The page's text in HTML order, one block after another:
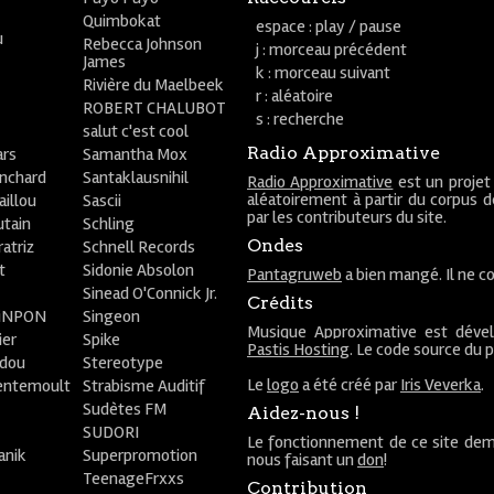
espace : play / pause
j : morceau précédent
k : morceau suivant
r : aléatoire
s : recherche
Radio Approximative
Radio Approximative est un
aléatoirement à partir du corpus
par les contributeurs du site.
Ondes
Pantagruweb a bien mangé. Il ne
Crédits
Musique Approximative est
Pastis Hosting. Le code source du
Le logo a été créé par Iris Veverka.
Aidez-nous !
Le fonctionnement de ce site
nous faisant undon!
Contribution
Quimbokat
Rebecca Johnson
James
Rivière du Maelbeek
ROBERT CHALUBOT
salut c'est cool
Samantha Mox
Santaklausnihil
Sascii
Schling
Schnell Records
Sidonie Absolon
Sinead O'Connick Jr.
Singeon
Spike
Stereotype
Strabisme Auditif
Sudètes FM
SUDORI
Superpromotion
TeenageFrxxs